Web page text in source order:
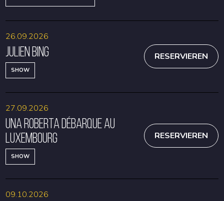
Julien Bing
SHOW
26.09.2026
RESERVIEREN
Una Roberta débarque au
Luxembourg
SHOW
27.09.2026
RESERVIEREN
09.10.2026